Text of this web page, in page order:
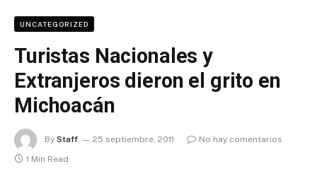
UNCATEGORIZED
Turistas Nacionales y
Extranjeros dieron el grito en
Michoacán
By Staff 25 septiembre, 2011
No hay comentarios
1 Min Read